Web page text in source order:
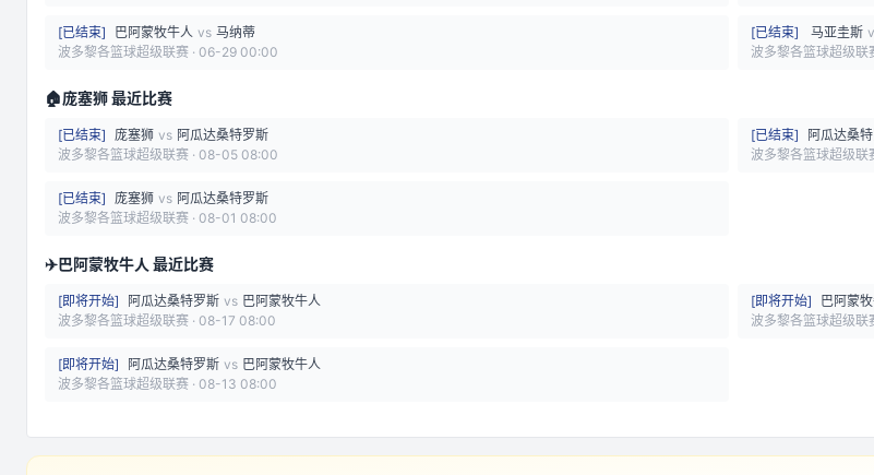
[已结束] 巴阿蒙牧牛人 vs 马纳蒂
波多黎各篮球超级联赛 · 06-29 00:00
[已结束] 马亚圭斯
波多黎各篮球超级联
🏠庞塞狮 最近比赛
[已结束] 庞塞狮 vs 阿瓜达桑特罗斯
波多黎各篮球超级联赛 · 08-05 08:00
[已结束] 阿瓜达桑
波多黎各篮球超级联
[已结束] 庞塞狮 vs 阿瓜达桑特罗斯
波多黎各篮球超级联赛 · 08-01 08:00
✈️巴阿蒙牧牛人 最近比赛
[即将开始] 阿瓜达桑特罗斯 vs 巴阿蒙牧牛人
波多黎各篮球超级联赛 · 08-17 08:00
[即将开始] 巴阿蒙
波多黎各篮球超级联
[即将开始] 阿瓜达桑特罗斯 vs 巴阿蒙牧牛人
波多黎各篮球超级联赛 · 08-13 08:00